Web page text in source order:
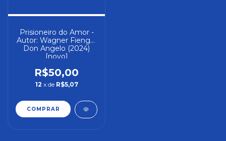
Prisioneiro do Amor -
Autor: Wagner Fiengo;
Don Angelo (2024)
[novo]
R$50,00
12 x de R$5,07